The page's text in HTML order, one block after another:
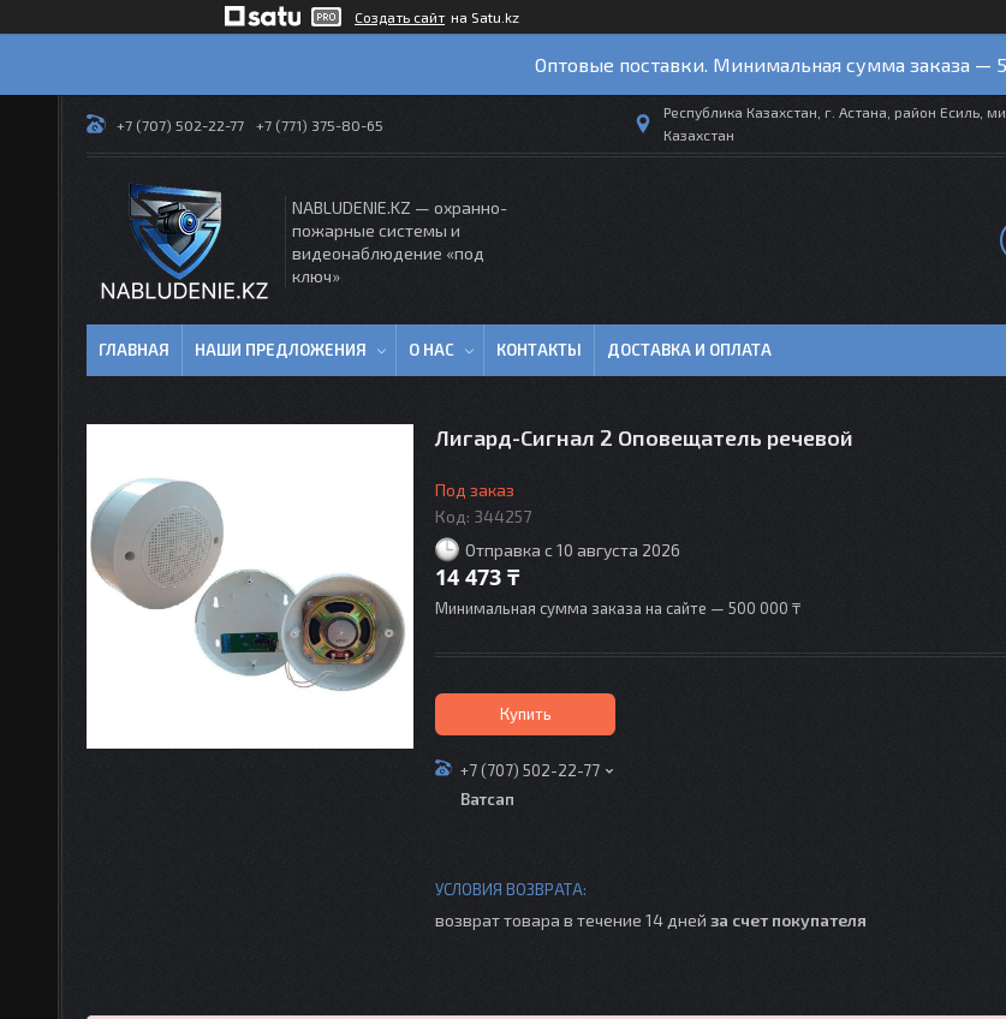
Создать сайт на Satu.kz
Оптовые поставки. Минимальная сумма заказа —
+7 (707) 502-22-77 +7 (771) 375-80-65
Республика Казахстан, г. Астана, район Есиль,
Казахстан
NABLUDENIE.KZ — охранно-
пожарные системы и
видеонаблюдение «под
ключ»
ГЛАВНАЯ НАШИ ПРЕДЛОЖЕНИЯ О НАС КОНТАКТЫ ДОСТАВКА И ОПЛАТА
Лигард-Сигнал 2 Оповещатель речевой
Под заказ
Код: 344257
Отправка с 10 августа 2026
14 473 ₸
Минимальная сумма заказа на сайте — 500 000 ₸
Купить
+7 (707) 502-22-77
Ватсап
возврат товара в течение 14 дней за счет покупателя